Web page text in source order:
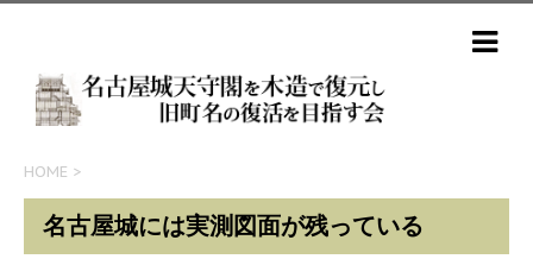
HOME >
名古屋城には実測図面が残っている